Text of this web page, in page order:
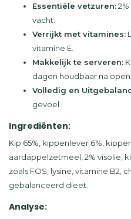
Essentiële vetzuren:
vacht.
Verrijkt met vitamines:
vitamine E.
Makkelijk te serveren:
dagen houdbaar na
Volledig en
gevoel.
Ingrediënten:
Kip 65%, kippenlever 6%,
aardappelzetmeel, 2% visolie,
zoals FOS, lysine, vitamine B2,
gebalanceerd dieet.
Analyse: